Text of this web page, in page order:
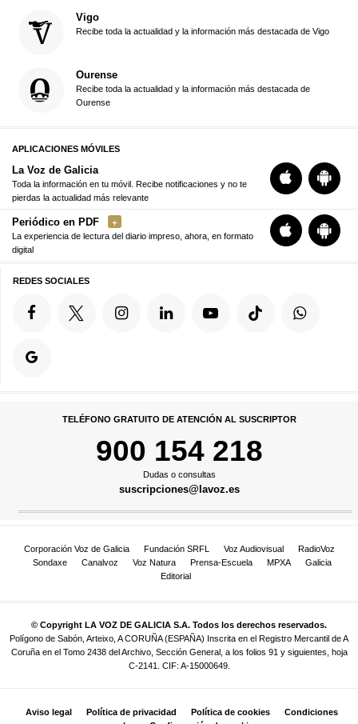
Vigo
Recibe toda la actualidad y la información más destacada de Vigo
Ourense
Recibe toda la actualidad y la información más destacada de
Ourense
APLICACIONES MÓVILES
La Voz de Galicia
Toda la información en tu móvil. Recibe notificaciones y no te
pierdas la actualidad más relevante
Periódico en PDF
La experiencia de lectura del diario impreso, ahora, en formato
digital
REDES SOCIALES
TELÉFONO GRATUITO DE ATENCIÓN AL SUSCRIPTOR
900 154 218
Dudas o consultas
suscripciones@lavoz.es
Corporación Voz de Galicia Fundación SRFL Voz Audiovisual
RadioVoz
Sondaxe
Canalvoz Voz Natura Prensa-Escuela MPXA
Galicia
Editorial
© Copyright LA VOZ DE GALICIA S.A. Todos los derechos reservados.
Polígono de Sabón, Arteixo, A CORUÑA (ESPAÑA) Inscrita en el Registro Mercantil de A
Coruña en el Tomo 2438 del Archivo, Sección General, a los folios 91 y siguientes, hoja
C-2141. CIF: A-15000649.
Aviso legal Política de privacidad Política de cookies
Condiciones